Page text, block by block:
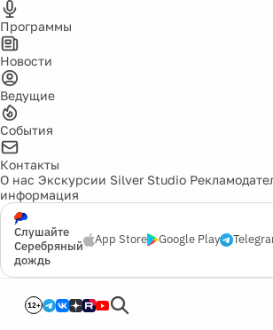
Программы
Новости
Ведущие
События
Контакты
О нас Экскурсии Silver Studio
информация
Слушайте
Серебряный
дождь
App Store Google Play
12+